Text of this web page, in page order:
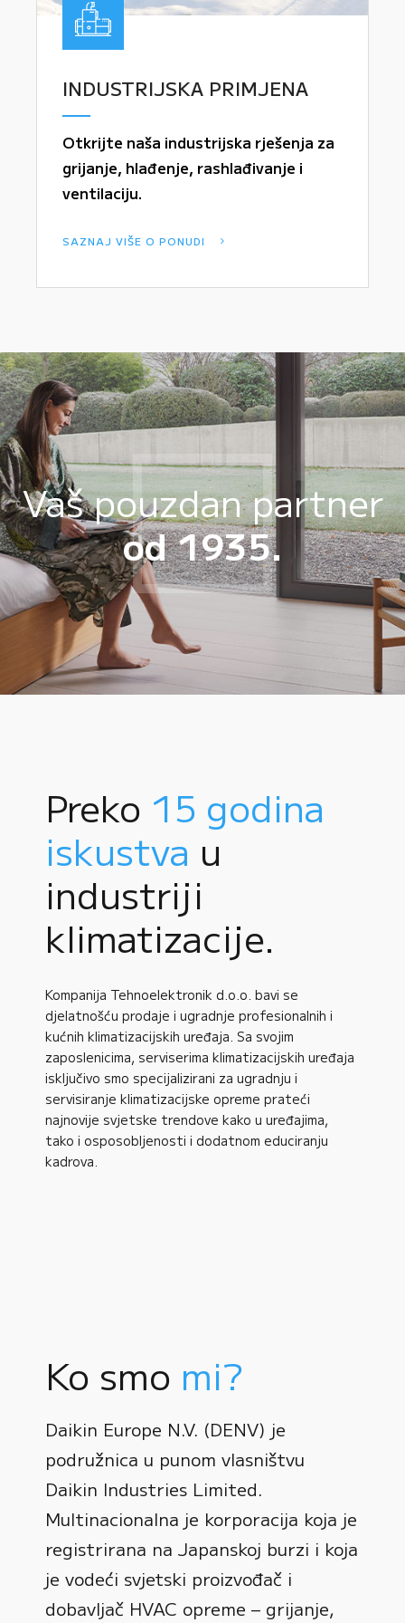
INDUSTRIJSKA PRIMJENA
Otkrijte naša industrijska rješenja za
grijanje, hlađenje, rashlađivanje i
ventilaciju.
SAZNAJ VIŠE O PONUDI
Vaš pouzdan partner
od 1935.
Preko 15 godina
iskustva u
industriji
klimatizacije.
Kompanija Tehnoelektronik d.o.o. bavi se
djelatnošću prodaje i ugradnje profesionalnih i
kućnih klimatizacijskih uređaja. Sa svojim
zaposlenicima, serviserima klimatizacijskih uređaja
isključivo smo specijalizirani za ugradnju i
servisiranje klimatizacijske opreme prateći
najnovije svjetske trendove kako u uređajima,
tako i osposobljenosti i dodatnom educiranju
kadrova.
Ko smo mi?
Daikin Europe N.V. (DENV) je
podružnica u punom vlasništvu
Daikin Industries Limited.
Multinacionalna je korporacija koja je
registrirana na Japanskoj burzi i koja
je vodeći svjetski proizvođač i
dobavljač HVAC opreme – grijanje,
0